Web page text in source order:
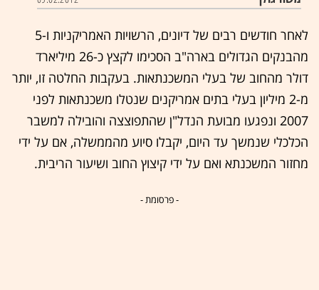
לאחר חודשים רבים של דיונים, הרשויות האמריקניות ו-5
מהבנקים הגדולים בארה"ב הסכימו לקצץ כ-26 מיליארד
דולר מהחוב של בעלי המשכנתאות. בעקבות החלטה זו, יותר
מ-2 מיליון בעלי בתים אמריקנים שנטלו משכנתאות לפני
2007 ונפגעו מבועת הנדל"ן שהתפוצצה והובילה למשבר
הכלכלי שנמשך עד היום, יקבלו סיוע מהממשלה, אם על ידי
מחזור המשכנתא ואם על ידי קיצוץ החוב ושיעור הריבית.
- פרסומת -